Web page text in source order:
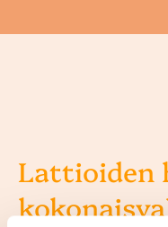
Lattioiden